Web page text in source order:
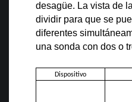
desagüe. La vista de
dividir para que se
diferentes
una sonda con dos o
Dispositivo